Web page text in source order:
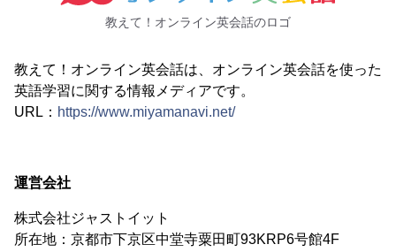
教えて！オンライン英会話のロゴ
教えて！オンライン英会話は、オンライン英会話を使った
英語学習に関する情報メディアです。
URL： https://www.miyamanavi.net/
運営会社
株式会社ジャストイット
所在地：京都市下京区中堂寺粟田町93KRP6号館4F